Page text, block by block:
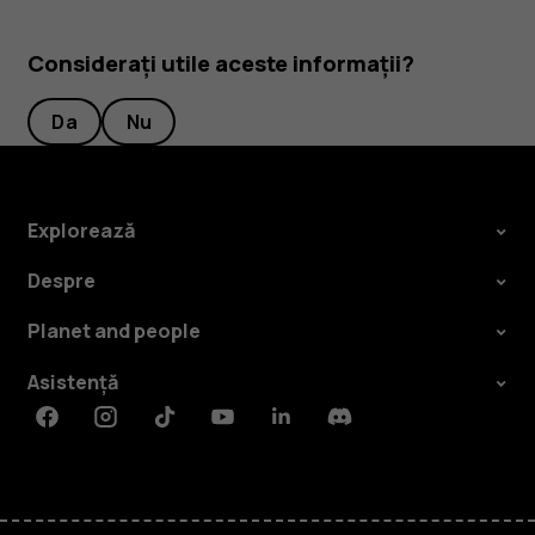
Considerați utile aceste informații?
Da Nu
Explorează
Despre
Planet and people
Asistență
FacebookInstagramTiktokYoutubeLinkedinDiscord